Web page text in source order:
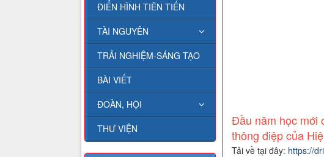
Đầu năm học mới
thông điệp của
Tải về tại đây: https://
ĐIỂN HÌNH TIÊN TIẾN
TÀI NGUYÊN
TRẢI NGHIỆM-SÁNG TẠO
BÀI VIẾT
ĐOÀN, HỘI
THƯ VIỆN